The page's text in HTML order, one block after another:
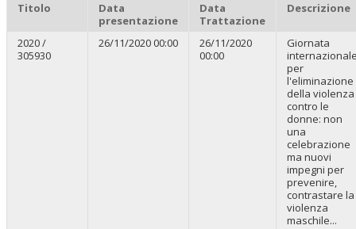
Titolo
Data
presentazione
Data
Trattazione
Descrizione
2020 /
305930
26/11/2020 00:00
26/11/2020
00:00
Giornata
per
l'eliminazione
della violenza
contro le
donne: non
una
celebrazione
ma nuovi
impegni per
prevenire,
contrastare la
violenza
maschile...